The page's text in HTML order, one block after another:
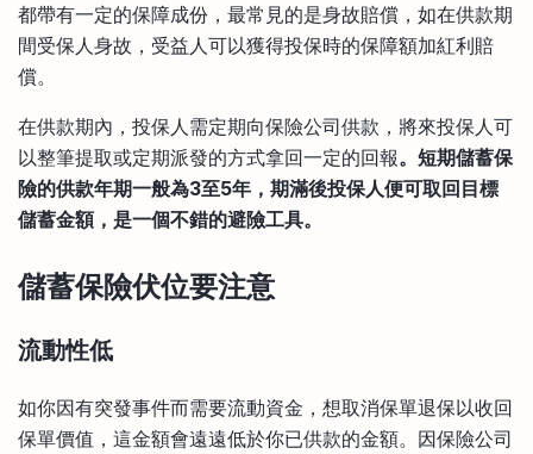
都帶有一定的保障成份，最常見的是身故賠償，如在供款期
間受保人身故，受益人可以獲得投保時的保障額加紅利賠
償。
在供款期內，投保人需定期向保險公司供款，將來投保人可
以整筆提取或定期派發的方式拿回一定的回報。短期儲蓄保
險的供款年期一般為3至5年，期滿後投保人便可取回目標
儲蓄金額，是一個不錯的避險工具。
儲蓄保險伏位要注意
流動性低
如你因有突發事件而需要流動資金，想取消保單退保以收回
保單價值，這金額會遠遠低於你已供款的金額。因保險公司